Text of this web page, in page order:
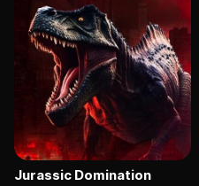
Jurassic Domination